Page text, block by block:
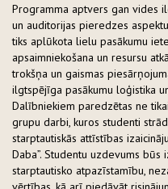
Programma aptvers gan vides
un auditorijas pieredzes
tiks aplūkota lielu pasākumu
apsaimniekošana un resursu
trokšņa un gaismas
ilgtspējīga pasākumu loģistika
Dalībniekiem paredzētas ne
grupu darbi, kuros studenti
starptautiskās attīstības
Daba”. Studentu uzdevums
starptautisko atpazīstamību,